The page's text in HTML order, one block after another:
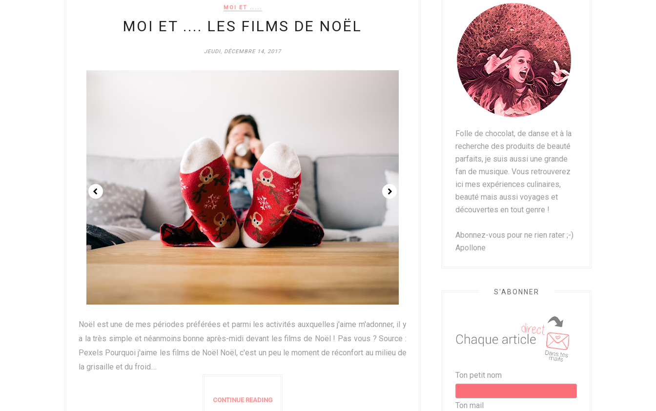
MOI ET .....
MOI ET .... LES FILMS DE NOËL
JEUDI, DÉCEMBRE 14, 2017
Noël est une de mes périodes préférées et parmi les activités auxquelles j'aime m'adonner, il y
a la très simple et néanmoins bonne après-midi devant les films de Noël ! Pas vous ? Source :
Pexels Pourquoi j'aime les films de Noël Noël, c'est un peu le moment de réconfort au milieu de
la grisaille et du froid....
CONTINUE READING
Folle de chocolat, de danse et à la
recherche des produits de beauté
parfaits, je suis aussi une grande
fan de musique. Vous retrouverez
ici mes expériences culinaires,
beauté mais aussi voyages et
découvertes en tout genre !
Abonnez-vous pour ne rien rater ;-)
Apollone
S'ABONNER
Ton petit nom
Ton mail